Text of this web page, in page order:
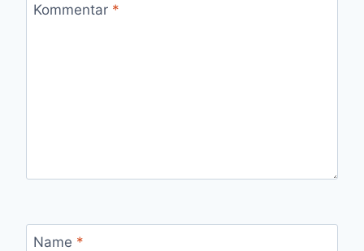
Kommentar *
Name *